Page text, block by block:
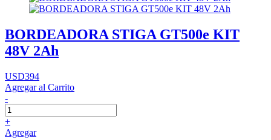
BORDEADORA STIGA GT500e KIT
48V 2Ah
USD394
Agregar al Carrito
-
+
Agregar